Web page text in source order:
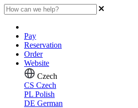
Pay
Reservation
Order
Website
Czech
CS Czech
PL Polish
DE German